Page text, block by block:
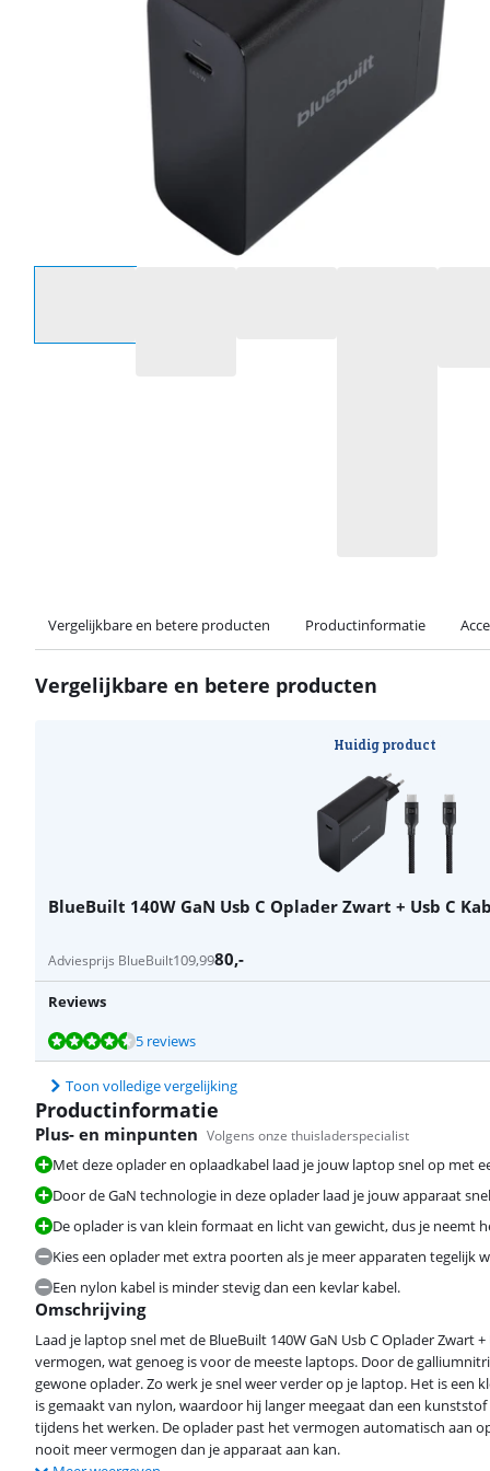
Vergelijkbare en betere producten Productinformatie
Vergelijkbare en betere producten
Huidig product
BlueBuilt 140W GaN Usb C Oplader Zwart + Usb C
Adviesprijs BlueBuilt109,9980,-
Reviews
Beoordeling is 9,0 van de 10, gebaseerd op 5 reviews.
5 reviews
Beoordeling is 9,0 van de 10, gebaseerd op 5 reviews.
Toon volledige vergelijking
Productinformatie
Beoordeling is 9,0 van de 10, gebaseerd op 3 reviews.
Plus- en minpunten Volgens onze thuisladerspecialist
Met deze oplader en oplaadkabel laad je jouw laptop snel op met
Door de GaN technologie in deze oplader laad je jouw apparaat
De oplader is van klein formaat en licht van gewicht, dus je neemt
Kies een oplader met extra poorten als je meer apparaten tegelijk
Een nylon kabel is minder stevig dan een kevlar kabel.
Omschrijving
Laad je laptop snel met de BlueBuilt 140W GaN Usb C Oplader Zwart
vermogen, wat genoeg is voor de meeste laptops. Door de
gewone oplader. Zo werk je snel weer verder op je laptop. Het is een
is gemaakt van nylon, waardoor hij langer meegaat dan een
tijdens het werken. De oplader past het vermogen automatisch aan
nooit meer vermogen dan je apparaat aan kan.